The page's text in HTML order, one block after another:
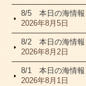
8/5 本日の海情報
2026年8月5日
8/2 本日の海情報
2026年8月2日
8/1 本日の海情報
2026年8月1日